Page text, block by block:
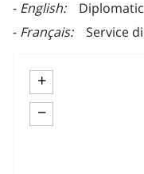
English
Français
Service
+
−